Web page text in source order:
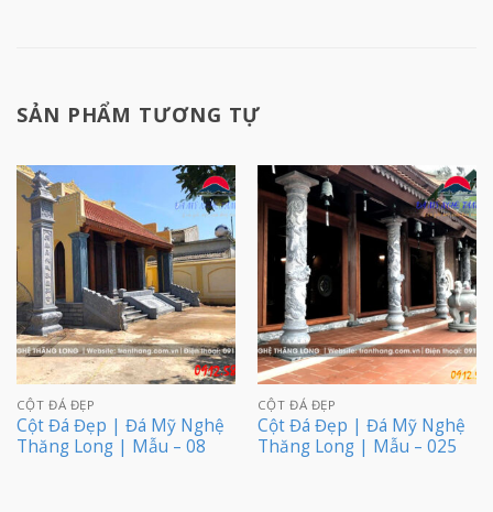
SẢN PHẨM TƯƠNG TỰ
CỘT ĐÁ ĐẸP
Cột Đá Đẹp | Đá Mỹ Nghệ
Thăng Long | Mẫu – 08
CỘT ĐÁ ĐẸP
Cột Đá Đẹp | Đá Mỹ Nghệ
Thăng Long | Mẫu – 025